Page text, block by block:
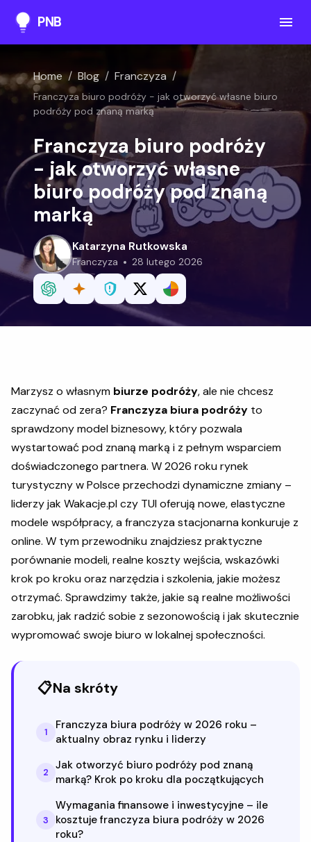
PNB
Home / Blog / Franczyza /
Franczyza biuro podróży - jak otworzyć własne biuro
podróży pod znaną marką
Franczyza biuro podróży
- jak otworzyć własne
biuro podróży pod znaną
marką
Katarzyna Rutkowska
franczyza 28 lutego 2026
Marzysz o własnym biurze podróży, ale nie chcesz
zaczynać od zera? Franczyza biura podróży to
sprawdzony model biznesowy, który pozwala
wystartować pod znaną marką i z pełnym wsparciem
doświadczonego partnera. W 2026 roku rynek
turystyczny w Polsce przechodzi dynamiczne zmiany –
liderzy jak Wakacje.pl czy TUI oferują nowe, elastyczne
modele współpracy, a franczyza stacjonarna konkuruje z
online. W tym przewodniku znajdziesz praktyczne
porównanie modeli, realne koszty wejścia, wskazówki
krok po kroku oraz narzędzia i szkolenia, jakie możesz
otrzymać. Sprawdzimy także, jakie są realne możliwości
zarobku, jak radzić sobie z sezonowością i jak skutecznie
wypromować swoje biuro w lokalnej społeczności.
📋Na skróty
1
Franczyza biura podróży w 2026 roku –
aktualny obraz rynku i liderzy
2
Jak otworzyć biuro podróży pod znaną
marką? Krok po kroku dla początkujących
3
Wymagania finansowe i inwestycyjne – ile
kosztuje franczyza biura podróży w 2026
roku?